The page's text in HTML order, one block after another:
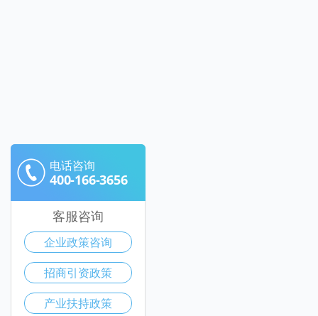
电话咨询
400-166-3656
客服咨询
企业政策咨询
招商引资政策
产业扶持政策